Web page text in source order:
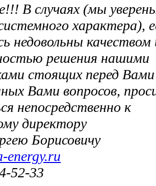
В случаях (мы
характера),
недовольны качеством
решения нашими
стоящих перед Вами
Вами вопросов,
непосредственно к
директору
Борисовичу
energy.ru
52-33